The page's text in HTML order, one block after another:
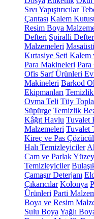
Sıvı Yapıştırıcılar
Çantası Kalem
Resim Boya
Defteri Spiralli Defter
Malzemeleri
Kırtasiye Seti Kalem
Para Makineleri Para
Ofis Sarf Ürünleri
Makineleri Barkod
Ekipmanları
Ovma Teli Tüy
Süpürge Temizlik
Kâğıt Havlu Tuvalet
Malzemeleri Tuvalet
Kireç ve Pas
Halı Temizleyiciler
Cam ve Parlak
Temizleyiciler
Çamaşır Deterjanı
Çıkarıcılar Kolonya
Ürünleri Parti
Boya ve Resim
Sulu Boya Yağlı